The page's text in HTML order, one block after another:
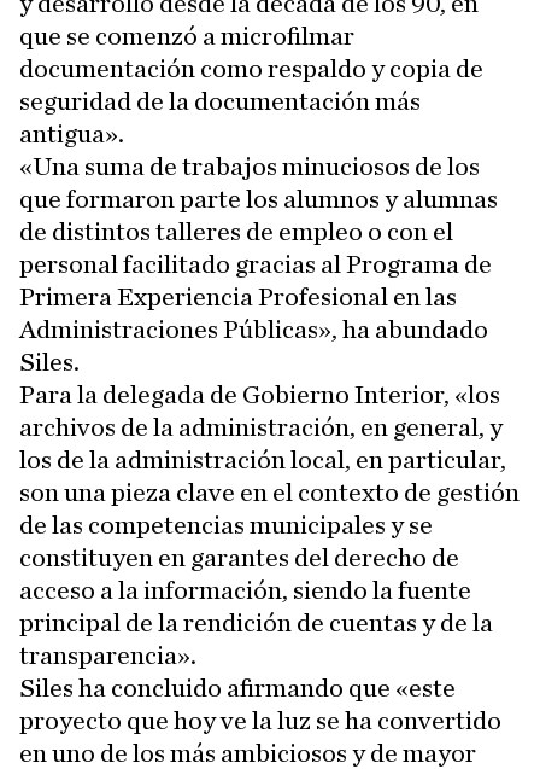
que se comenzó a microfilmar
documentación como respaldo y copia de
seguridad de la documentación más
antigua».
«Una suma de trabajos minuciosos de los
que formaron parte los alumnos y alumnas
de distintos talleres de empleo o con el
personal facilitado gracias al Programa de
Primera Experiencia Profesional en las
Administraciones Públicas», ha abundado
Siles.
Para la delegada de Gobierno Interior, «los
archivos de la administración, en general, y
los de la administración local, en particular,
son una pieza clave en el contexto de gestión
de las competencias municipales y se
constituyen en garantes del derecho de
acceso a la información, siendo la fuente
principal de la rendición de cuentas y de la
transparencia».
Siles ha concluido afirmando que «este
proyecto que hoy ve la luz se ha convertido
en uno de los más ambiciosos y de mayor